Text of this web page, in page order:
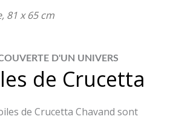
81 x 65 cm
D'UN UNIVERS
de Crucetta
de Crucetta Chavand sont